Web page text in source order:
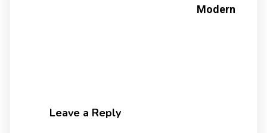
Modern
Leave a Reply